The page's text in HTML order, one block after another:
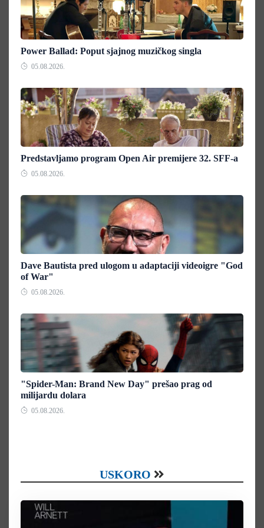
Power Ballad: Poput sjajnog muzičkog singla
05.08.2026.
Predstavljamo program Open Air premijere 32. SFF-a
05.08.2026.
Dave Bautista pred ulogom u adaptaciji videoigre "God
of War"
05.08.2026.
"Spider-Man: Brand New Day" prešao prag od
milijardu dolara
05.08.2026.
USKORO